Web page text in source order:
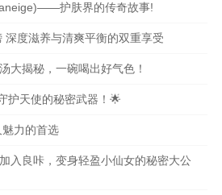
护肤界的传奇故事!
深度滋养与清爽平衡的双重享受
大揭秘，一碗喝出好气色！
护天使的秘密武器！🌟
力的首选
入良咔，变身轻盈小仙女的秘密大公